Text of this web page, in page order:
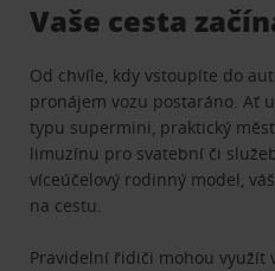
Vaše cesta
Od chvíle, kdy vstoupíte do
pronájem vozu postaráno. Ať
typu supermini, praktický
limuzínu pro svatební či
víceúčelový rodinný model,
na cestu.
Pravidelní řidiči mohou využít